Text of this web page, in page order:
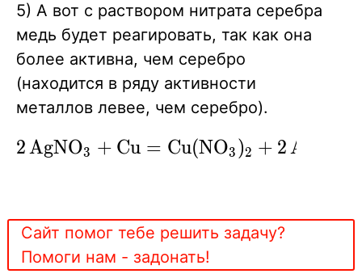
5) А вот с раствором нитрата серебра
медь будет реагировать, так как она
более активна, чем серебро
(находится в ряду активности
металлов левее, чем серебро).
\ce{2AgNO3
2Ag v}
2AgNOX
3 + Cu = Cu(NOX
3 )X
2 + 2A
Сайт помог тебе решить задачу?
Помоги нам - задонать!